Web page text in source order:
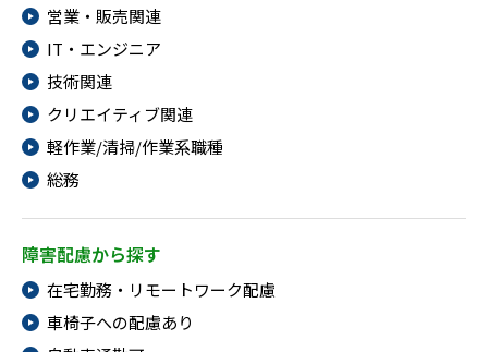
営業・販売関連
IT・エンジニア
技術関連
クリエイティブ関連
軽作業/清掃/作業系職種
総務
障害配慮から探す
在宅勤務・リモートワーク配慮
車椅子への配慮あり